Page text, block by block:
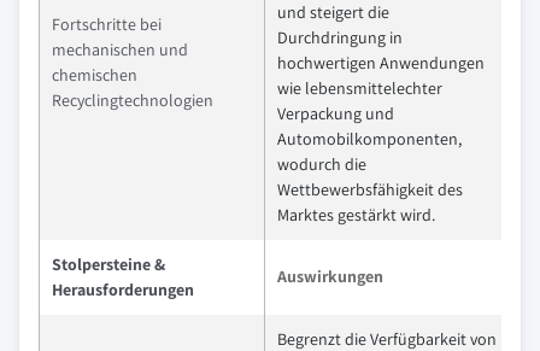
Fortschritte bei
mechanischen und
chemischen
Recyclingtechnologien
und steigert die
Durchdringung in
hochwertigen Anwendungen
wie lebensmittelechter
Verpackung und
Automobilkomponenten,
wodurch die
Wettbewerbsfähigkeit des
Marktes gestärkt wird.
Stolpersteine &
Herausforderungen
Auswirkungen
Begrenzt die Verfügbarkeit von